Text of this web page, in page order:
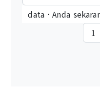
data．Anda